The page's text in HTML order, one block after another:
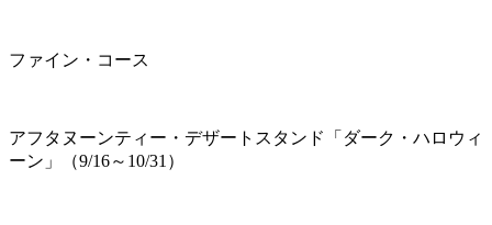
ファイン・コース
アフタヌーンティー・デザートスタンド「ダーク・ハロウィ
ーン」（9/16～10/31）